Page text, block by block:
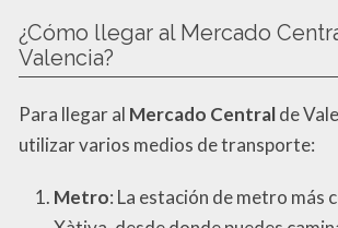
¿Cómo llegar al Mercado
Valencia?
Para llegar al Mercado Centralde
utilizar varios medios de transporte:
Metro: La estación de metro más